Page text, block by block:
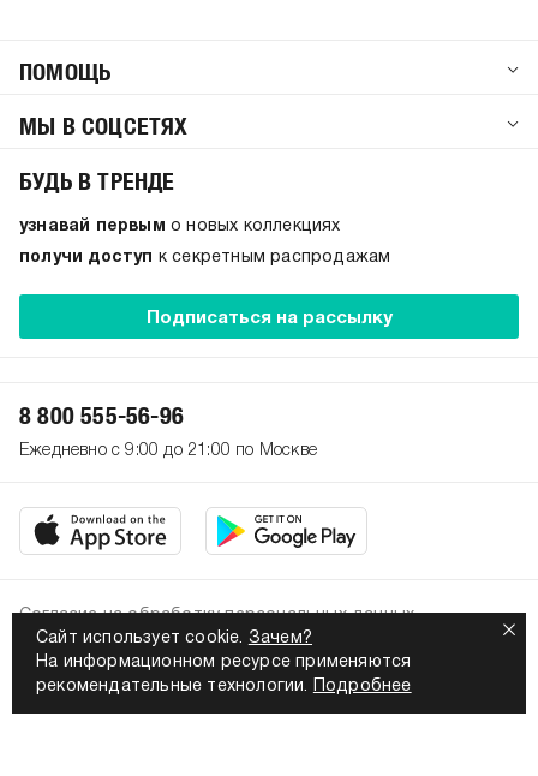
Сайт использует cookie. Зачем?
На информационном ресурсе применяются
рекомендательные технологии.
Подробнее
ПОМОЩЬ
МЫ В СОЦСЕТЯХ
БУДЬ В ТРЕНДЕ
узнавай первым о новых коллекциях
получи доступ к секретным распродажам
Подписаться на рассылку
8 800 555-56-96
Ежедневно с 9:00 до 21:00 по Москве
2026. Все права защищены
Политика конфиденциальности
Согласие на обработку персональных данных